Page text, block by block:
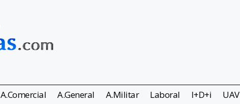
A.Comercial A.General A.Militar Laboral I+D+i UAV